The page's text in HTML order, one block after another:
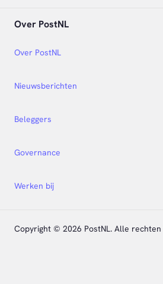
Over PostNL
Nieuwsberichten
Over PostNL
Beleggers
Governance
Werken bij
Copyright © 2026 PostNL. Alle